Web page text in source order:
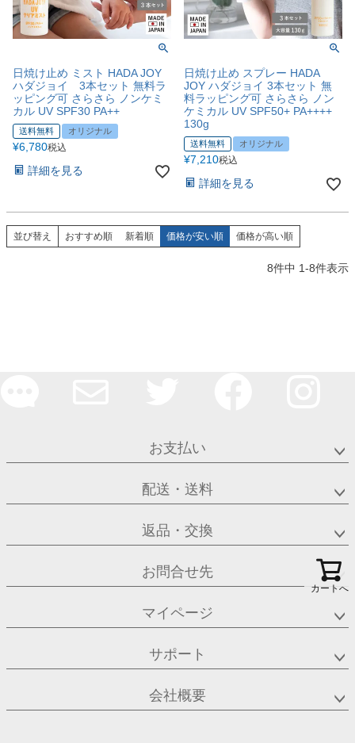
日焼け止め ミスト HADA JOY
ハダジョイ 3本セット 無料ラ
ッピング可 さらさら ノンケミ
カル UV SPF30 PA++
送料無料 オリジナル
¥6,780税込
詳細を見る
日焼け止め スプレー HADA
JOY ハダジョイ 3本セット 無
料ラッピング可 さらさら ノン
ケミカル UV SPF50+ PA++++
130g
送料無料 オリジナル
¥7,210税込
詳細を見る
並び替え おすすめ順 新着順 価格が安い順 価格が高い順
8件中 1-8件表示
お支払い
配送・送料
返品・交換
お問合せ先
マイページ
サポート
会社概要
カートへ